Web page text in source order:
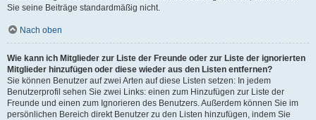
Sie seine Beiträge standardmäßig nicht.
Nach oben
Wie kann ich Mitglieder zur Liste der Freunde oder zur Liste der ignorierten
Mitglieder hinzufügen oder diese wieder aus den Listen entfernen?
Sie können Benutzer auf zwei Arten auf diese Listen setzen: In jedem
Benutzerprofil sehen Sie zwei Links: einen zum Hinzufügen zur Liste der
Freunde und einen zum Ignorieren des Benutzers. Außerdem können Sie im
persönlichen Bereich direkt Benutzer zu den Listen hinzufügen, indem Sie